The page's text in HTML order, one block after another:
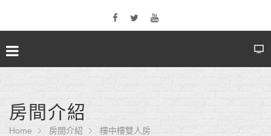
房間介紹
Home 房間介紹 樓中樓雙人房